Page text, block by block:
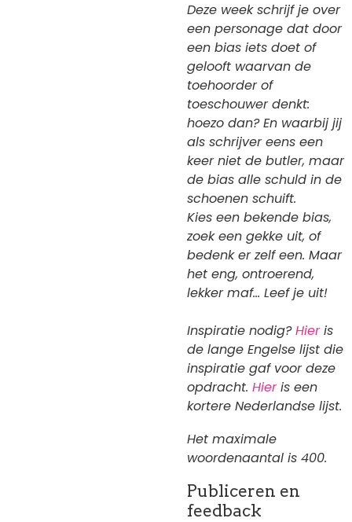
Deze week schrijf je over
een personage dat door
een bias iets doet of
gelooft waarvan de
toehoorder of
toeschouwer denkt:
hoezo dan? En waarbij jij
als schrijver eens een
keer niet de butler, maar
de bias alle schuld in de
schoenen schuift.
Kies een bekende bias,
zoek een gekke uit, of
bedenk er zelf een. Maar
het eng, ontroerend,
lekker maf… Leef je uit!
Inspiratie nodig?Hieris
de lange Engelse lijst die
inspiratie gaf voor deze
opdracht. Hieris een
kortere Nederlandse lijst.
Het maximale
woordenaantal is 400.
Publiceren en
feedback